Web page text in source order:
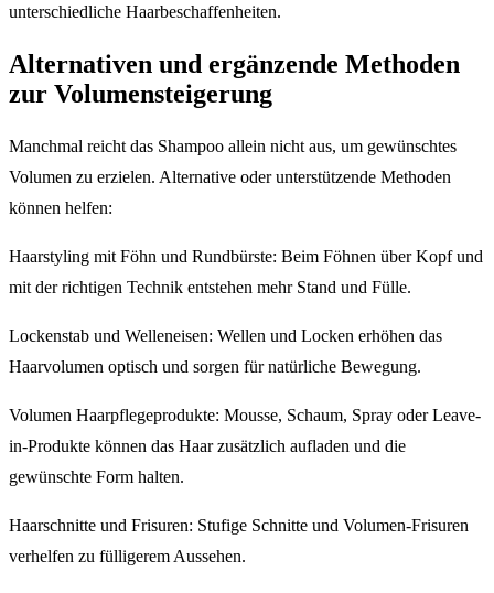
unterschiedliche Haarbeschaffenheiten.
Alternativen und ergänzende Methoden
zur Volumensteigerung
Manchmal reicht das Shampoo allein nicht aus, um gewünschtes
Volumen zu erzielen. Alternative oder unterstützende Methoden
können helfen:
Haarstyling mit Föhn und Rundbürste: Beim Föhnen über Kopf und
mit der richtigen Technik entstehen mehr Stand und Fülle.
Lockenstab und Welleneisen: Wellen und Locken erhöhen das
Haarvolumen optisch und sorgen für natürliche Bewegung.
Volumen Haarpflegeprodukte: Mousse, Schaum, Spray oder Leave-
in-Produkte können das Haar zusätzlich aufladen und die
gewünschte Form halten.
Haarschnitte und Frisuren: Stufige Schnitte und Volumen-Frisuren
verhelfen zu fülligerem Aussehen.